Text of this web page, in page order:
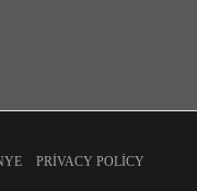
PRIVACY POLICY